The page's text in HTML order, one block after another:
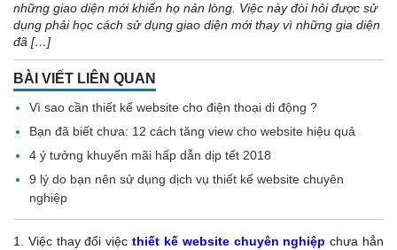
những giao diện mới khiến họ nản lòng. Việc này đòi hỏi được sử
dụng phải học cách sử dụng giao diện mới thay vì những gia diện
đã […]
BÀI VIẾT LIÊN QUAN
Vì sao cần thiết kế website cho điện thoại di động ?
Bạn đã biết chưa: 12 cách tăng view cho website hiệu quả
4 ý tưởng khuyến mãi hấp dẫn dịp tết 2018
9 lý do bạn nên sử dụng dịch vụ thiết kế website chuyên
nghiệp
1. Việc thay đổi việcthiết kế website chuyên nghiệp chưa hẳn